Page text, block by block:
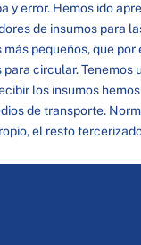
y error. Hemos ido
de insumos para
pequeños, que
para circular. Tenemos
los insumos
de transporte.
el resto